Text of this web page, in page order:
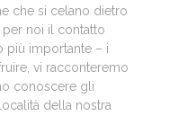
che si celano dietro
per noi il contatto
più importante – i
vi racconteremo
conoscere gli
della nostra